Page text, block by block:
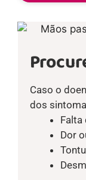
Caso o
dos
Falta
Dor